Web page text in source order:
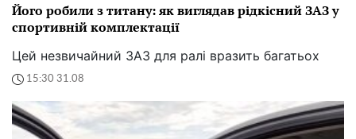
Його робили з титану: як виглядав рідкісний ЗАЗ у
спортивній комплектації
Цей незвичайний ЗАЗ для ралі вразить багатьох
15:30 31.08